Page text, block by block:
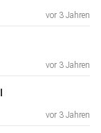
vor 3 Jahren
vor 3 Jahren
vor 3 Jahren